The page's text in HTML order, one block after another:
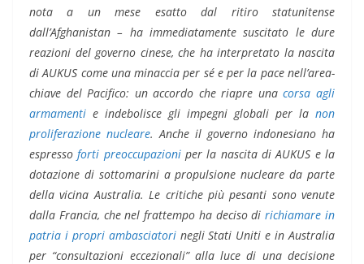
nota a un mese esatto dal ritiro statunitense
dall’Afghanistan – ha immediatamente suscitato le dure
reazioni del governo cinese, che ha interpretato la nascita
di AUKUS come una minaccia per sé e per la pace nell’area-
chiave del Pacifico: un accordo che riapre unacorsa agli
armamenti e indebolisce gli impegni globali per la non
proliferazione nucleare. Anche il governo indonesiano ha
espressoforti preoccupazioniper la nascita di AUKUS e la
dotazione di sottomarini a propulsione nucleare da parte
della vicina Australia. Le critiche più pesanti sono venute
dalla Francia, che nel frattempo ha deciso dirichiamare in
patria i propri ambasciatorinegli Stati Uniti e in Australia
per “consultazioni eccezionali” alla luce di una decisione